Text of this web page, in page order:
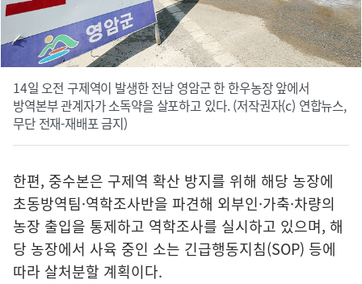
14일 오전 구제역이 발생한 전남 영암군 한 한우농장 앞에서
방역본부 관계자가 소독약을 살포하고 있다. (저작권자(c) 연합뉴스,
무단 전재-재배포 금지)
한편, 중수본은 구제역 확산 방지를 위해 해당 농장에
초동방역팀·역학조사반을 파견해 외부인·가축·차량의
농장 출입을 통제하고 역학조사를 실시하고 있으며, 해
당 농장에서 사육 중인 소는 긴급행동지침(SOP) 등에
따라 살처분할 계획이다.